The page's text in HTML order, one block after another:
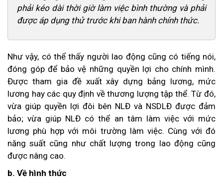
phải kéo dài thời giờ làm việc bình thường và phải
được áp dụng thử trước khi ban hành chính thức.
Như vậy, có thể thấy người lao động cũng có tiếng nói,
đóng góp để bảo vệ những quyền lợi cho chính mình.
Được tham gia đề xuất xây dựng bảng lương, mức
lương hay các quy định về thương lượng tập thể. Từ đó,
vừa giúp quyền lợi đôi bên NLĐ và NSDLĐ được đảm
bảo; vừa giúp NLĐ có thể an tâm làm việc với mức
lương phù hợp với môi trường làm việc. Cùng với đó
năng suất cũng như chất lượng trong lao động cũng
được nâng cao.
b. Về hình thức